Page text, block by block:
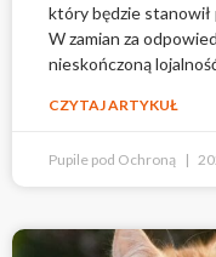
który będzie stanowił
W zamian za
nieskończoną
CZYTAJ ARTYKUŁ
Pupile pod Ochroną